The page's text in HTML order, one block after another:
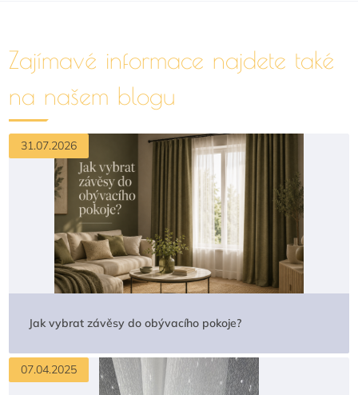
Zajímavé informace najdete také
na našem blogu
31.07.2026
Jak vybrat závěsy do obývacího pokoje?
07.04.2025